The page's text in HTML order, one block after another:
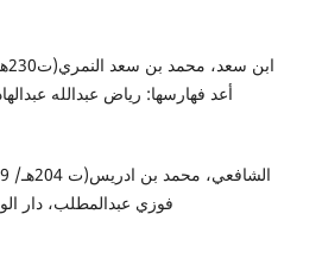
أعد فهارسها: رياض عبدالله
فوزي عبدالمطلب، دار